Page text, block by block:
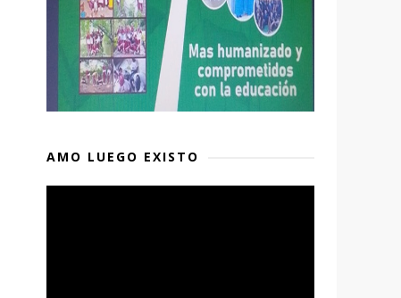
AMO LUEGO EXISTO